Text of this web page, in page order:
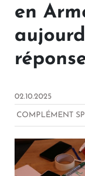
en
02.10.2025
COMPLÉMENT